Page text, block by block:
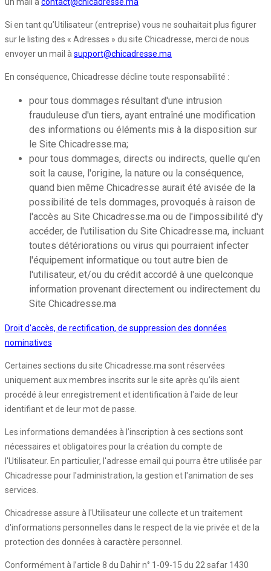
un mail àcontact@chicadresse.ma
Si en tant qu’Utilisateur (entreprise) vous ne souhaitait plus figurer
sur le listing des « Adresses » du site Chicadresse, merci de nous
envoyer un mail àsupport@chicadresse.ma
En conséquence, Chicadresse décline toute responsabilité :
pour tous dommages résultant d'une intrusion
frauduleuse d'un tiers, ayant entraîné une modification
des informations ou éléments mis à la disposition sur
le Site Chicadresse.ma;
pour tous dommages, directs ou indirects, quelle qu'en
soit la cause, l'origine, la nature ou la conséquence,
quand bien même Chicadresse aurait été avisée de la
possibilité de tels dommages, provoqués à raison de
l'accès au Site Chicadresse.ma ou de l'impossibilité d'y
accéder, de l'utilisation du Site Chicadresse.ma, incluant
toutes détériorations ou virus qui pourraient infecter
l'équipement informatique ou tout autre bien de
l'utilisateur, et/ou du crédit accordé à une quelconque
information provenant directement ou indirectement du
Site Chicadresse.ma
Droit d'accès, de rectification, de suppression des données
nominatives
Certaines sections du site Chicadresse.ma sont réservées
uniquement aux membres inscrits sur le site après qu’ils aient
procédé à leur enregistrement et identification à l'aide de leur
identifiant et de leur mot de passe.
Les informations demandées à l’inscription à ces sections sont
nécessaires et obligatoires pour la création du compte de
l'Utilisateur. En particulier, l'adresse email qui pourra être utilisée par
Chicadresse pour l'administration, la gestion et l'animation de ses
services.
Chicadresse assure à l'Utilisateur une collecte et un traitement
d'informations personnelles dans le respect de la vie privée et de la
protection des données à caractère personnel.
Conformément à l’article 8 du Dahir n° 1-09-15 du 22 safar 1430